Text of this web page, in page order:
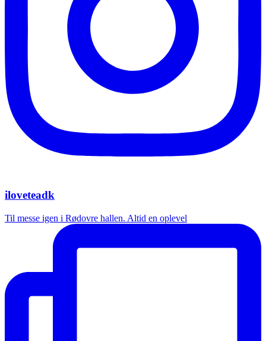
iloveteadk
Til messe igen i Rødovre hallen. Altid en oplevel